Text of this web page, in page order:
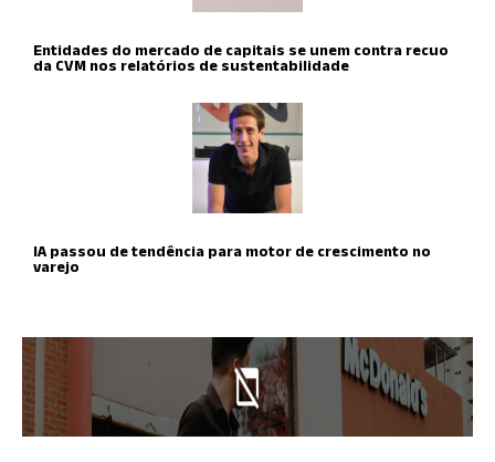
Entidades do mercado de capitais se unem contra recuo
da CVM nos relatórios de sustentabilidade
IA passou de tendência para motor de crescimento no
varejo